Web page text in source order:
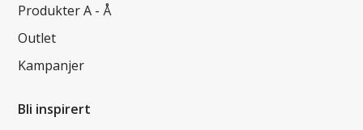
Produkter A - Å
Outlet
Kampanjer
Bli inspirert